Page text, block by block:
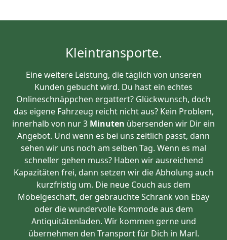
Kleintransporte.
Eine weitere Leistung, die täglich von unseren
Kunden gebucht wird. Du hast ein echtes
Onlineschnäppchen ergattert? Glückwunsch, doch
das eigene Fahrzeug reicht nicht aus? Kein Problem,
innerhalb von nur 3 Minuten übersenden wir Dir ein
Angebot. Und wenn es bei uns zeitlich passt, dann
sehen wir uns noch am selben Tag. Wenn es mal
schneller gehen muss? Haben wir ausreichend
Kapazitäten frei, dann setzen wir die Abholung auch
kurzfristig um. Die neue Couch aus dem
Möbelgeschäft, der gebrauchte Schrank von Ebay
oder die wundervolle Kommode aus dem
Antiquitätenladen. Wir kommen gerne und
übernehmen den Transport für Dich in Marl.